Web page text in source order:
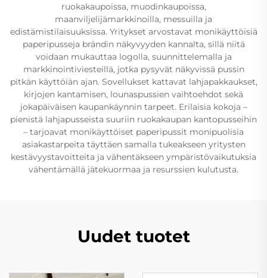
ruokakaupoissa, muodinkaupoissa,
maanviljelijämarkkinoilla, messuilla ja
edistämistilaisuuksissa. Yritykset arvostavat monikäyttöisiä
paperipusseja brändin näkyvyyden kannalta, sillä niitä
voidaan mukauttaa logolla, suunnittelemalla ja
markkinointiviesteillä, jotka pysyvät näkyvissä pussin
pitkän käyttöiän ajan. Sovellukset kattavat lahjapakkaukset,
kirjojen kantamisen, lounaspussien vaihtoehdot sekä
jokapäiväisen kaupankäynnin tarpeet. Erilaisia kokoja –
pienistä lahjapusseista suuriin ruokakaupan kantopusseihin
– tarjoavat monikäyttöiset paperipussit monipuolisia
asiakastarpeita täyttäen samalla tukeakseen yritysten
kestävyystavoitteita ja vähentäkseen ympäristövaikutuksia
vähentämällä jätekuormaa ja resurssien kulutusta.
Uudet tuotet